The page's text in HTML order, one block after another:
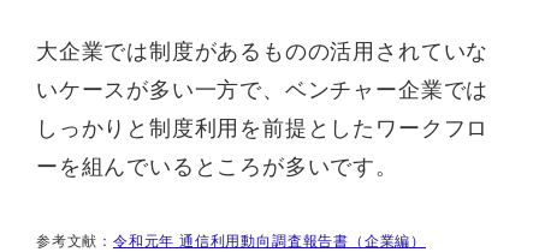
大企業では制度があるものの活用されていな
いケースが多い一方で、ベンチャー企業では
しっかりと制度利用を前提としたワークフロ
ーを組んでいるところが多いです。
参考文献：令和元年 通信利用動向調査報告書（企業編）